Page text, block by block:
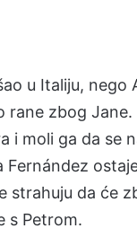
u Italiju, nego
rane zbog Jane.
i moli ga da se
Fernández
strahuju da će
s Petrom.